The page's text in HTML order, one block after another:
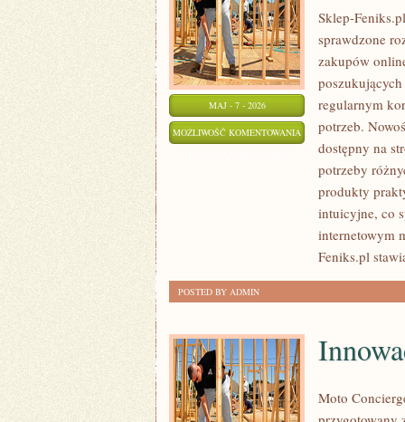
MAJ - 7 - 2026
MOŻLIWOŚĆ KOMENTOWANIA NOWE
TECHNOLOGIE
Sklep-
sprawdzone
zakupów
regularnym
potrzeb.
dostępny na
potrzeby
produkty
intuicyjne, co
internetowym
Feniks.pl
POSTED BY ADMIN
Moto